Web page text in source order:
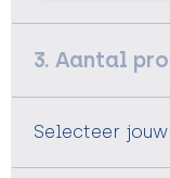
3. Aantal
Selecteer